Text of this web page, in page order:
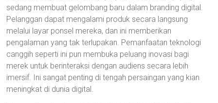
sedang membuat gelombang baru dalam branding digital.
Pelanggan dapat mengalami produk secara langsung
melalui layar ponsel mereka, dan ini memberikan
pengalaman yang tak terlupakan. Pemanfaatan teknologi
canggih seperti ini pun membuka peluang inovasi bagi
merek untuk berinteraksi dengan audiens secara lebih
imersif. Ini sangat penting di tengah persaingan yang kian
meningkat di dunia digital.